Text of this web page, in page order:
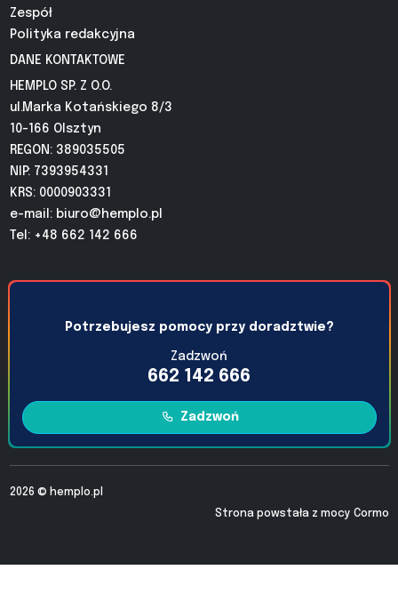
Zespół
Polityka redakcyjna
DANE KONTAKTOWE
HEMPLO SP. Z O.O.
ul.Marka Kotańskiego 8/3
10-166 Olsztyn
REGON: 389035505
NIP: 7393954331
KRS: 0000903331
e-mail: biuro@hemplo.pl
Tel: +48 662 142 666
Potrzebujesz pomocy przy doradztwie?
Zadzwoń
662 142 666
Zadzwoń
2026 © hemplo.pl
Strona powstała z mocy Cormo